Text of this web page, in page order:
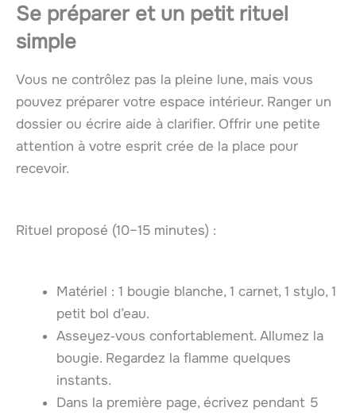
Se préparer et un petit rituel
simple
Vous ne contrôlez pas la pleine lune, mais vous
pouvez préparer votre espace intérieur. Ranger un
dossier ou écrire aide à clarifier. Offrir une petite
attention à votre esprit crée de la place pour
recevoir.
Rituel proposé (10–15 minutes) :
Matériel : 1 bougie blanche, 1 carnet, 1 stylo, 1
petit bol d’eau.
Asseyez‑vous confortablement. Allumez la
bougie. Regardez la flamme quelques
instants.
Dans la première page, écrivez pendant 5